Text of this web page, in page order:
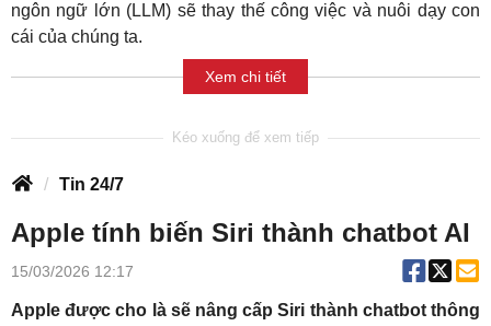
ngôn ngữ lớn (LLM) sẽ thay thế công việc và nuôi dạy con
cái của chúng ta.
Xem chi tiết
Tin 24/7
Apple tính biến Siri thành chatbot AI
15/03/2026 12:17
Apple được cho là sẽ nâng cấp Siri thành chatbot thông